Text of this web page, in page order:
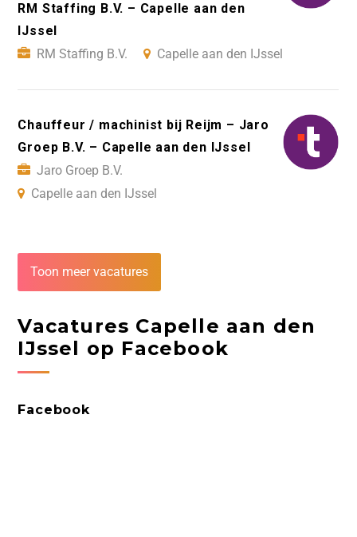
RM Staffing B.V. – Capelle aan den
IJssel
RM Staffing B.V.
Capelle aan den IJssel
Chauffeur / machinist bij Reijm – Jaro
Groep B.V. – Capelle aan den IJssel
Jaro Groep B.V.
Capelle aan den IJssel
Toon meer vacatures
Vacatures Capelle aan den
IJssel op Facebook
Facebook